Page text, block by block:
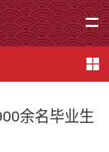
余名毕业生